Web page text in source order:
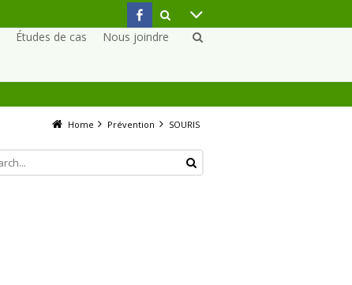
Études de cas Nous joindre
Home Prévention SOURIS